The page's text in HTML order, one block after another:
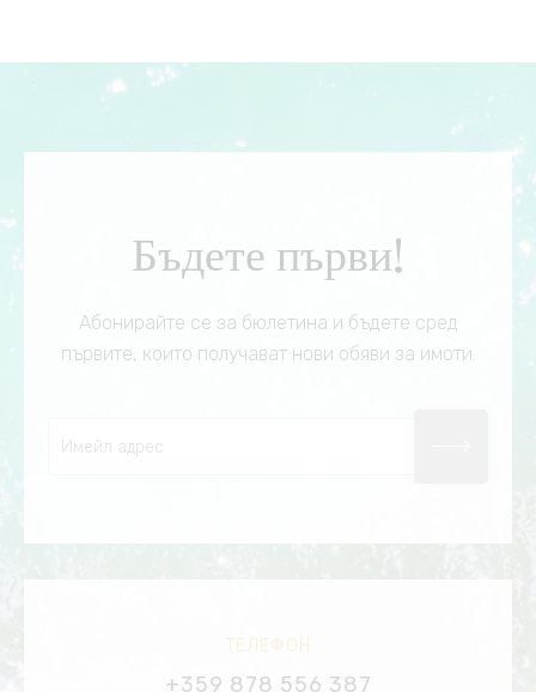
Бъдете първи!
Абонирайте се за бюлетина и бъдете сред
първите, които получават нови обяви за имоти.
ТЕЛЕФОН
+359 878 556 387